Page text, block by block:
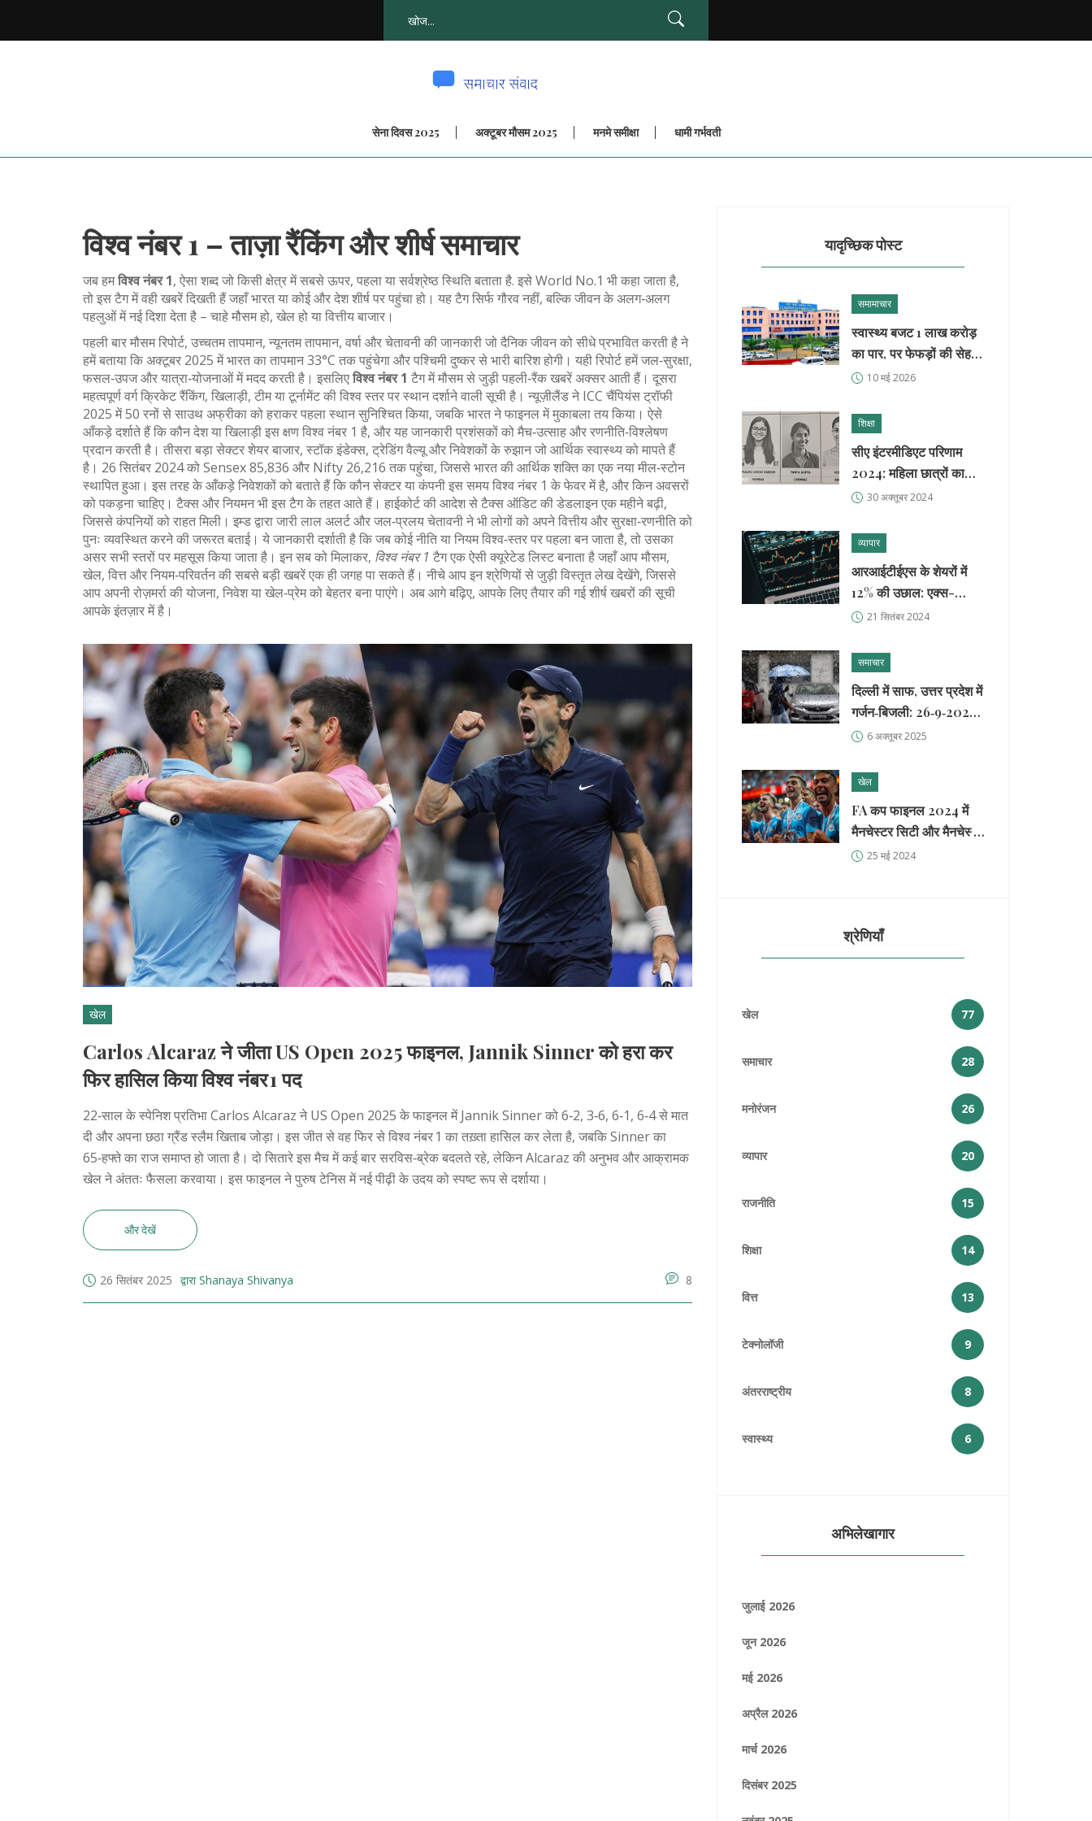
सेना दिवस 2025 अक्टूबर मौसम 2025 मनमे समीक्षा धामी गर्भवती
विश्व नंबर 1 – ताज़ा रैंकिंग और शीर्ष समाचार
जब हमविश्व नंबर 1, ऐसा शब्द जो किसी क्षेत्र में सबसे ऊपर, पहला या सर्वश्रेष्ठ स्थिति बताता है. इसेWorld No.1 भी कहा जाता है,
तो इस टैग में वही खबरें दिखती हैं जहाँ भारत या कोई और देश शीर्ष पर पहुंचा हो। यह टैग सिर्फ गौरव नहीं, बल्कि जीवन के अलग‑अलग
पहलुओं में नई दिशा देता है – चाहे मौसम हो, खेल हो या वित्तीय बाजार।
पहली बारमौसम रिपोर्ट, उच्चतम तापमान, न्यूनतम तापमान, वर्षा और चेतावनी की जानकारी जो दैनिक जीवन को सीधे प्रभावित करती हैने
हमें बताया कि अक्टूबर 2025 में भारत का तापमान 33°C तक पहुंचेगा और पश्चिमी दुष्कर से भारी बारिश होगी। यही रिपोर्ट हमें जल‑सुरक्षा,
फसल‑उपज और यात्रा‑योजनाओं में मदद करती है। इसलिएविश्व नंबर 1 टैग में मौसम से जुड़ी पहली‑रैंक खबरें अक्सर आती हैं। दूसरा
महत्वपूर्ण वर्गक्रिकेट रैंकिंग, खिलाड़ी, टीम या टूर्नामेंट की विश्व स्तर पर स्थान दर्शाने वाली सूचीहै। न्यूज़ीलैंड ने ICC चैंपियंस ट्रॉफी
2025 में 50 रनों से साउथ अफ्रीका को हराकर पहला स्थान सुनिश्चित किया, जबकि भारत ने फाइनल में मुकाबला तय किया। ऐसे
आँकड़े दर्शाते हैं कि कौन देश या खिलाड़ी इस क्षण विश्व नंबर 1 है, और यह जानकारी प्रशंसकों को मैच‑उत्साह और रणनीति‑विश्लेषण
प्रदान करती है। तीसरा बड़ा सेक्टरशेयर बाजार, स्टॉक इंडेक्स, ट्रेडिंग वैल्यू और निवेशकों के रुझान जो आर्थिक स्वास्थ्य को मापते हैं
है। 26 सितंबर 2024 को Sensex 85,836 और Nifty 26,216 तक पहुंचा, जिससे भारत की आर्थिक शक्ति का एक नया मील‑स्टोन
स्थापित हुआ। इस तरह के आँकड़े निवेशकों को बताते हैं कि कौन सेक्टर या कंपनी इस समय विश्व नंबर 1 के फेवर में है, और किन अवसरों
को पकड़ना चाहिए। टैक्स और नियमन भी इस टैग के तहत आते हैं। हाईकोर्ट की आदेश से टैक्स ऑडिट की डेडलाइन एक महीने बढ़ी,
जिससे कंपनियों को राहत मिली। इम्ड द्वारा जारी लाल अलर्ट और जल‑प्रलय चेतावनी ने भी लोगों को अपने वित्तीय और सुरक्षा‑रणनीति को
पुनः व्यवस्थित करने की जरूरत बताई। ये जानकारी दर्शाती है कि जब कोई नीति या नियम विश्व‑स्तर पर पहला बन जाता है, तो उसका
असर सभी स्तरों पर महसूस किया जाता है। इन सब को मिलाकर, विश्व नंबर 1 टैग एक ऐसी क्यूरेटेड लिस्ट बनाता है जहाँ आप मौसम,
खेल, वित्त और नियम‑परिवर्तन की सबसे बड़ी खबरें एक ही जगह पा सकते हैं। नीचे आप इन श्रेणियों से जुड़ी विस्तृत लेख देखेंगे, जिससे
आप अपनी रोज़मर्रा की योजना, निवेश या खेल‑प्रेम को बेहतर बना पाएंगे। अब आगे बढ़िए, आपके लिए तैयार की गई शीर्ष खबरों की सूची
आपके इंतज़ार में है।
खेल
Carlos Alcaraz ने जीता US Open 2025 फाइनल, Jannik Sinner को हरा कर
फिर हासिल किया विश्व नंबर 1 पद
22‑साल के स्पेनिश प्रतिभा Carlos Alcaraz ने US Open 2025 के फाइनल में Jannik Sinner को 6‑2, 3‑6, 6‑1, 6‑4 से मात
दी और अपना छठा ग्रैंड स्लैम खिताब जोड़ा। इस जीत से वह फिर से विश्व नंबर 1 का तख़्ता हासिल कर लेता है, जबकि Sinner का
65‑हफ्ते का राज समाप्त हो जाता है। दो सितारे इस मैच में कई बार सरविस‑ब्रेक बदलते रहे, लेकिन Alcaraz की अनुभव और आक्रामक
खेल ने अंततः फैसला करवाया। इस फाइनल ने पुरुष टेनिस में नई पीढ़ी के उदय को स्पष्ट रूप से दर्शाया।
और देखें
26 सितंबर 2025 द्वारा Shanaya Shivanya 8
यादृच्छिक पोस्ट
समामाचार
स्वास्थ्य बजट 1 लाख करोड़
का पार, पर फेफड़ों की सेहत
को नजरअंदाज
10 मई 2026
शिक्षा
सीए इंटरमीडिएट परिणाम
2024: महिला छात्रों का
दबदबा, पहले तीन स्थानों पर
30 अक्तूबर 2024
व्यापार
आरआईटीईएस के शेयरों में
12% की उछाल: एक्स-
डिविडेंड और एक्स-बोनस का
21 सितंबर 2024
समाचार
दिल्ली में साफ, उत्तर प्रदेश में
गर्जन‑बिजली: 26‑9‑2025
का मौसम पूर्वानुमान
6 अक्तूबर 2025
खेल
FA कप फाइनल 2024 में
मैनचेस्टर सिटी और मैनचेस्टर
यूनाइटेड की टक्कर
25 मई 2024
श्रेणियाँ
खेल 77
समाचार 28
मनोरंजन 26
व्यापार 20
राजनीति 15
शिक्षा 14
वित्त 13
टेक्नोलॉजी 9
अंतरराष्ट्रीय 8
स्वास्थ्य 6
अभिलेखागार
जुलाई 2026
जून 2026
मई 2026
अप्रैल 2026
मार्च 2026
दिसंबर 2025